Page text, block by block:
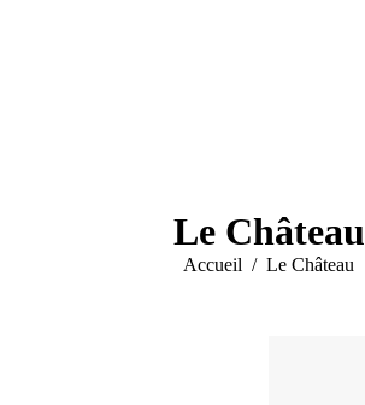
Le Château
Vous êtes ici :
Accueil Le Château